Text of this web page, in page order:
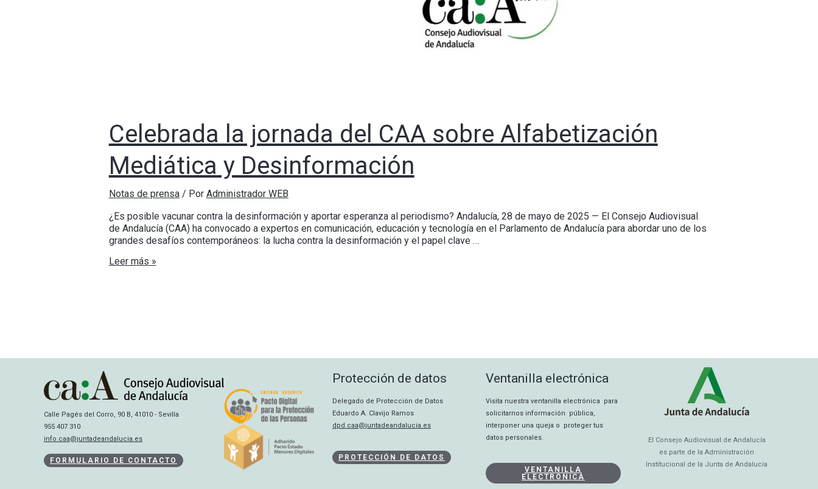
Celebrada la jornada del CAA sobre Alfabetización
Mediática y Desinformación
Notas de prensa/ Por Administrador WEB
¿Es posible vacunar contra la desinformación y aportar esperanza al periodismo? Andalucía, 28 de mayo de 2025 — El Consejo Audiovisual
de Andalucía (CAA) ha convocado a expertos en comunicación, educación y tecnología en el Parlamento de Andalucía para abordar uno de los
grandes desafíos contemporáneos: la lucha contra la desinformación y el papel clave …
Leer más »
Calle Pagés del Corro, 90 B, 41010 - Sevilla
955 407 310
info.caa@juntadeandalucia.es
FORMULARIO DE CONTACTO
Protección de datos
Delegado de Protección de Datos
Eduardo A. Clavijo Ramos
dpd.caa@juntadeandalucia.es
PROTECCIÓN DE DATOS
Ventanilla electrónica
Visita nuestra ventanilla electrónica para
solicitarnos información pública,
interponer una queja o proteger tus
datos personales.
VENTANILLA
ELECTRÓNICA
El Consejo Audiovisual de Andalucía
es parte de la Administración
Institucional de la Junta de Andalucía